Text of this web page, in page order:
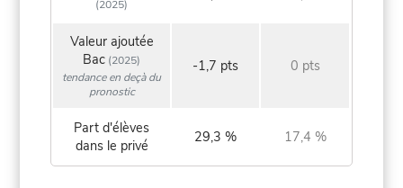
(2025)
Valeur ajoutée
Bac (2025)
tendance en deçà du
pronostic
-1,7 pts 0 pts
Part d'élèves
dans le privé
29,3 % 17,4 %